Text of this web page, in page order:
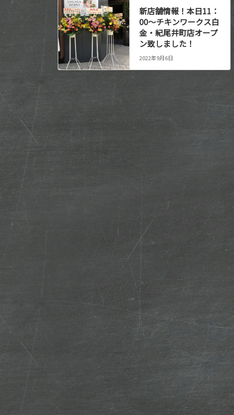
新店舗情報！本日11：
00～チキンワークス白
金・紀尾井町店オープ
ン致しました！
2022年9月6日